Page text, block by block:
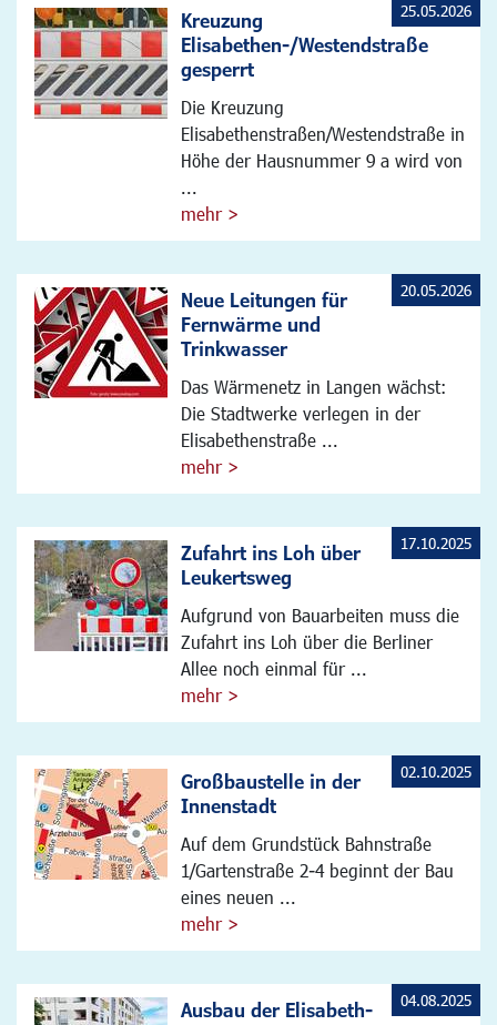
Kreuzung
Elisabethen-/Westendstraße
gesperrt
Die Kreuzung
Elisabethenstraßen/Westendstraße in
Höhe der Hausnummer 9 a wird von
...
mehr >
25.05.2026
Neue Leitungen für
Fernwärme und
Trinkwasser
Das Wärmenetz in Langen wächst:
Die Stadtwerke verlegen in der
Elisabethenstraße ...
mehr >
20.05.2026
Zufahrt ins Loh über
Leukertsweg
Aufgrund von Bauarbeiten muss die
Zufahrt ins Loh über die Berliner
Allee noch einmal für ...
mehr >
17.10.2025
Großbaustelle in der
Innenstadt
Auf dem Grundstück Bahnstraße
1/Gartenstraße 2-4 beginnt der Bau
eines neuen ...
mehr >
02.10.2025
Ausbau der Elisabeth-
04.08.2025